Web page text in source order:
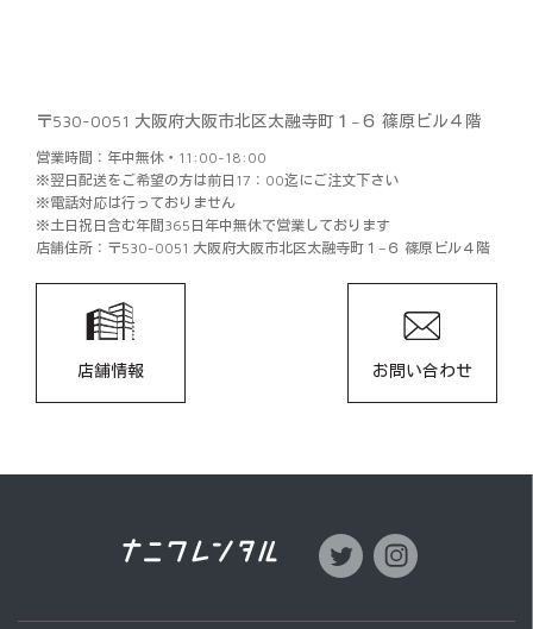
〒530-0051 大阪府大阪市北区太融寺町１−６ 篠原ビル４階
営業時間：年中無休・11:00-18:00
※翌日配送をご希望の方は前日17：00迄にご注文下さい
※電話対応は行っておりません
※土日祝日含む年間365日年中無休で営業しております
店舗住所：〒530-0051 大阪府大阪市北区太融寺町１−６ 篠原ビル４階
店舗情報 お問い合わせ